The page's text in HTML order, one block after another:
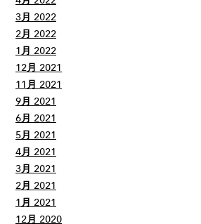
3月 2022
2月 2022
1月 2022
12月 2021
11月 2021
9月 2021
6月 2021
5月 2021
4月 2021
3月 2021
2月 2021
1月 2021
12月 2020